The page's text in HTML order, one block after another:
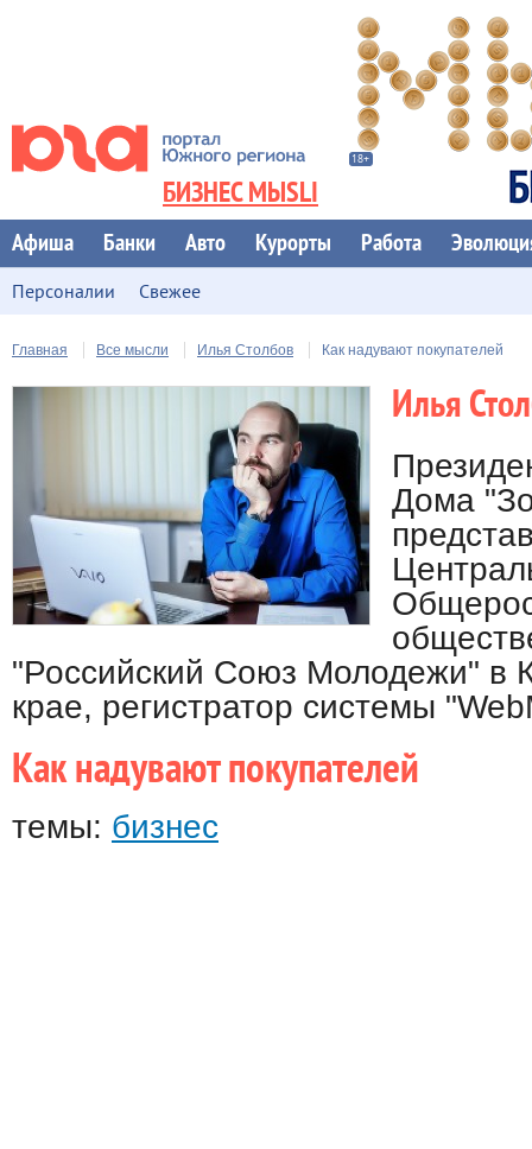
БИЗНЕС МЫSLI
Афиша Банки Авто Курорты Работа
Персоналии Свежее
Главная Все мысли Илья Столбов Как надувают покупателей
Илья
Дома
"Российский Союз Молодежи" в
крае, регистратор системы
Как надувают покупателей
темы: бизнес